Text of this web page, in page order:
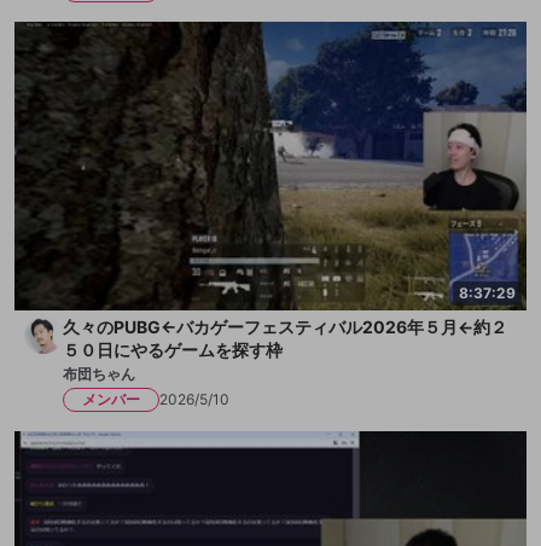
8:37:29
久々のPUBG←バカゲーフェスティバル2026年５月←約２
５０日にやるゲームを探す枠
布団ちゃん
メンバー
2026/5/10